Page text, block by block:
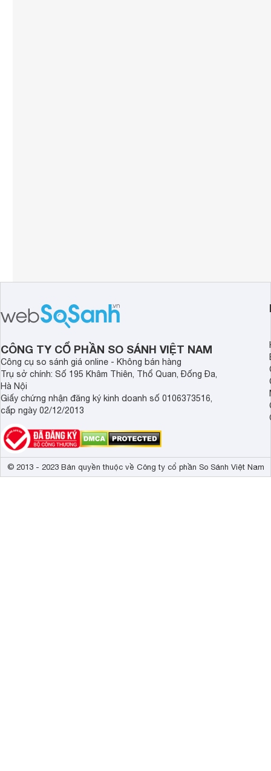
CÔNG TY CỔ PHẦN SO SÁNH VIỆT NAM
Công cụ so sánh giá online - Không bán hàng
Trụ sở chính: Số 195 Khâm Thiên, Thổ Quan, Đống Đa,
Hà Nội
Giấy chứng nhận đăng ký kinh doanh số 0106373516,
cấp ngày 02/12/2013
© 2013 - 2023 Bản quyền thuộc về Công ty cổ phần So Sánh Việt Nam